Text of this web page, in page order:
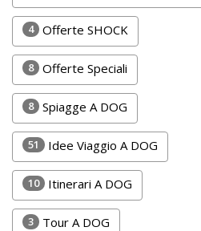
INFO
A
DOG
CHIEDI
CODICE
SCONTO
4 Offerte SHOCK
8 Offerte Speciali
8 Spiagge A DOG
51 Idee Viaggio A DOG
10 Itinerari A DOG
3 Tour A DOG